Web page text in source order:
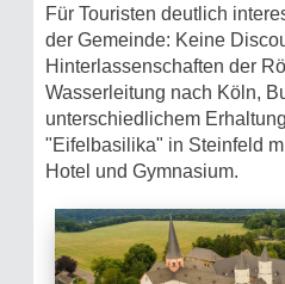
Für Touristen deutlich
der Gemeinde: Keine
Hinterlassenschaften der
Wasserleitung nach Köln,
unterschiedlichem
"Eifelbasilika" in Steinfeld
Hotel und Gymna­sium.